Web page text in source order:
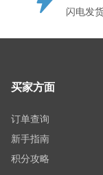
闪电发
买家方面
订单查询
新手指南
积分攻略